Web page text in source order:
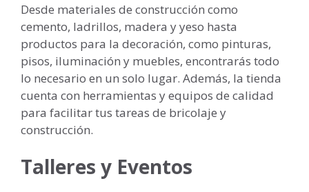
Desde materiales de construcción como
cemento, ladrillos, madera y yeso hasta
productos para la decoración, como pinturas,
pisos, iluminación y muebles, encontrarás todo
lo necesario en un solo lugar. Además, la tienda
cuenta con herramientas y equipos de calidad
para facilitar tus tareas de bricolaje y
construcción.
Talleres y Eventos